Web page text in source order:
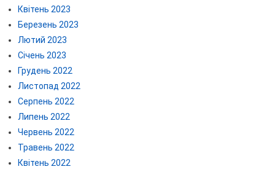
Квітень 2023
Березень 2023
Лютий 2023
Січень 2023
Грудень 2022
Листопад 2022
Серпень 2022
Липень 2022
Червень 2022
Травень 2022
Квітень 2022